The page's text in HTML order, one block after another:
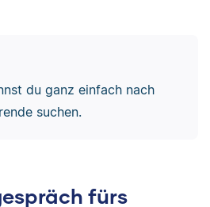
du ganz einfach nach
suchen.
fürs